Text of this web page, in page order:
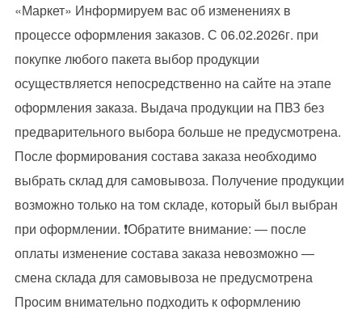
«Маркет» Информируем вас об изменениях в
процессе оформления заказов. С 06.02.2026г. при
покупке любого пакета выбор продукции
осуществляется непосредственно на сайте на этапе
оформления заказа. Выдача продукции на ПВЗ без
предварительного выбора больше не предусмотрена.
После формирования состава заказа необходимо
выбрать склад для самовывоза. Получение продукции
возможно только на том складе, который был выбран
при оформлении. ❗Обратите внимание: — после
оплаты изменение состава заказа невозможно —
смена склада для самовывоза не предусмотрена
Просим внимательно подходить к оформлению